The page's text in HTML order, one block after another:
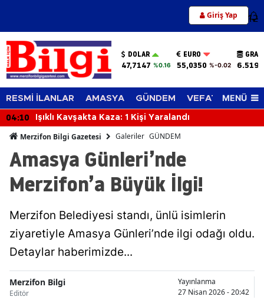
Giriş Yap 12
DOLAR
47,7147 %0.16
EURO
55,0350 %-0.02
RESMİ İLANLAR AMASYA GÜNDEM VEFAT EDENLER
MENÜ
03:59
Feci İş Kazası: Traktörün Altında Kalan Orman İşçisi
Merzifon Bilgi Gazetesi Galeriler GÜNDEM
Amasya Günleri’nde
Merzifon’a Büyük İlgi!
Merzifon Belediyesi standı, ünlü isimlerin
ziyaretiyle Amasya Günleri’nde ilgi odağı oldu.
Detaylar haberimizde...
Merzifon Bilgi
Editör
Yayınlanma
27 Nisan 2026 - 20:42